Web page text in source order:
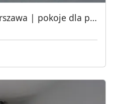
Tanie Nocowanie Warszawa | pokoje dla pracowników Warszawa | Noclegi pod Warszawą